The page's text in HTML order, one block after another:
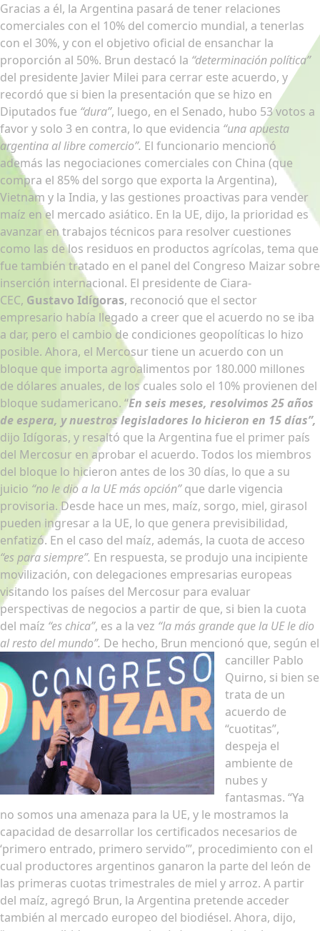
Gracias a él, la Argentina pasará de tener relaciones
comerciales con el 10% del comercio mundial, a tenerlas
con el 30%, y con el objetivo oficial de ensanchar la
proporción al 50%. Brun destacó la “determinación política”
del presidente Javier Milei para cerrar este acuerdo, y
recordó que si bien la presentación que se hizo en
Diputados fue “dura”, luego, en el Senado, hubo 53 votos a
favor y solo 3 en contra, lo que evidencia “una apuesta
argentina al libre comercio”. El funcionario mencionó
además las negociaciones comerciales con China (que
compra el 85% del sorgo que exporta la Argentina),
Vietnam y la India, y las gestiones proactivas para vender
maíz en el mercado asiático. En la UE, dijo, la prioridad es
avanzar en trabajos técnicos para resolver cuestiones
como las de los residuos en productos agrícolas, tema que
fue también tratado en el panel del Congreso Maizar sobre
inserción internacional. El presidente de Ciara-
CEC, Gustavo Idígoras, reconoció que el sector
empresario había llegado a creer que el acuerdo no se iba
a dar, pero el cambio de condiciones geopolíticas lo hizo
posible. Ahora, el Mercosur tiene un acuerdo con un
bloque que importa agroalimentos por 180.000 millones
de dólares anuales, de los cuales solo el 10% provienen del
bloque sudamericano. “En seis meses, resolvimos 25 años
de espera, y nuestros legisladores lo hicieron en 15 días”,
dijo Idígoras, y resaltó que la Argentina fue el primer país
del Mercosur en aprobar el acuerdo. Todos los miembros
del bloque lo hicieron antes de los 30 días, lo que a su
juicio “no le dio a la UE más opción”que darle vigencia
provisoria. Desde hace un mes, maíz, sorgo, miel, girasol
pueden ingresar a la UE, lo que genera previsibilidad,
enfatizó. En el caso del maíz, además, la cuota de acceso
“es para siempre”. En respuesta, se produjo una incipiente
movilización, con delegaciones empresarias europeas
visitando los países del Mercosur para evaluar
perspectivas de negocios a partir de que, si bien la cuota
del maíz “es chica”, es a la vez “la más grande que la UE le dio
al resto del mundo”. De hecho, Brun mencionó que, según el
canciller Pablo
Quirno, si bien se
trata de un
acuerdo de
“cuotitas”,
despeja el
ambiente de
nubes y
fantasmas. “Ya
no somos una amenaza para la UE, y le mostramos la
capacidad de desarrollar los certificados necesarios de
‘primero entrado, primero servido’”, procedimiento con el
cual productores argentinos ganaron la parte del león de
las primeras cuotas trimestrales de miel y arroz. A partir
del maíz, agregó Brun, la Argentina pretende acceder
también al mercado europeo del biodiésel. Ahora, dijo,